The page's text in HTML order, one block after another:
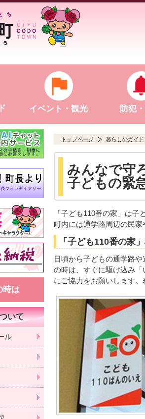
イベント・観光 防犯
トップページ 暮らしのガイド
みんなで守
子どもの緊
「子ども110番の家」は
町内には通学路周辺の民家
「子ども110番の家
日頃から子どもの通学路
の時は、すぐに駆け込み
にご協力をお願いします。
時は
いて
ル